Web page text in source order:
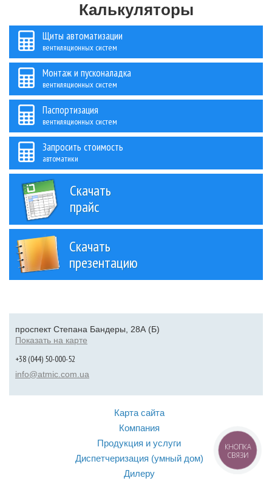
Калькуляторы
Щиты автоматизации
вентиляционных систем
Монтаж и пусконаладка
вентиляционных систем
Паспортизация
вентиляционных систем
Запросить стоимость
автоматики
Скачать
прайс
Скачать
презентацию
проспект Степана Бандеры, 28А (Б)
Показать на карте
+38 (044) 50-000-52
info@atmic.com.ua
Карта сайта
Компания
Продукция и услуги
Диспетчеризация (умный дом)
Дилеру
КНОПКА
СВЯЗИ